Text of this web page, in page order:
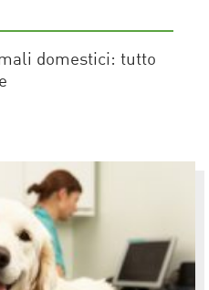
domestici: tutto